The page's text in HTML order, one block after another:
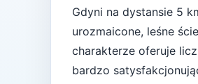
Gdyni na dystansie 5
urozmaicone, leśne
charakterze oferuje
bardzo